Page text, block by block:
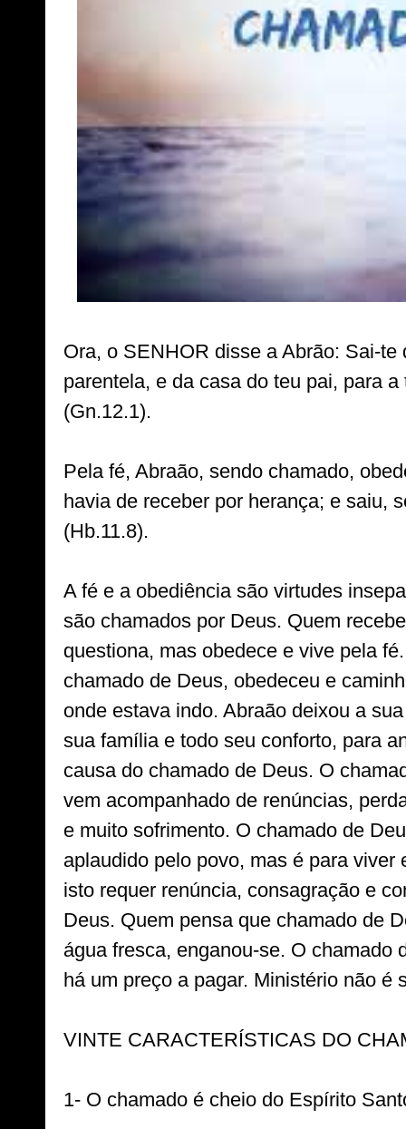
Ora, o SENHOR disse a Abrão: Sai-te
parentela, e da casa do teu pai, para
(Gn.12.1).
Pela fé, Abraão, sendo chamado,
havia de receber por herança; e saiu,
(Hb.11.8).
A fé e a obediência são virtudes
são chamados por Deus. Quem
questiona, mas obedece e vive pela
chamado de Deus, obedeceu e
onde estava indo. Abraão deixou a
sua família e todo seu conforto, para
causa do chamado de Deus. O
vem acompanhado de renúncias,
e muito sofrimento. O chamado de
aplaudido pelo povo, mas é para viver
isto requer renúncia, consagração e
Deus. Quem pensa que chamado de
água fresca, enganou-se. O chamado
há um preço a pagar. Ministério não é
VINTE CARACTERÍSTICAS DO
1- O chamado é cheio do Espírito